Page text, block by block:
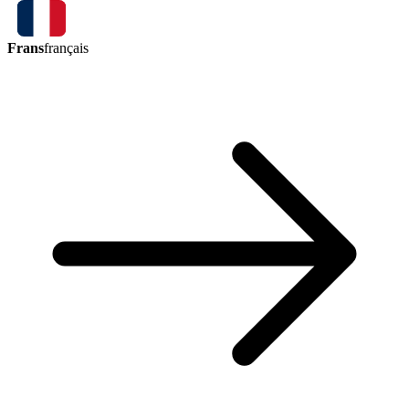
Fransfrançais